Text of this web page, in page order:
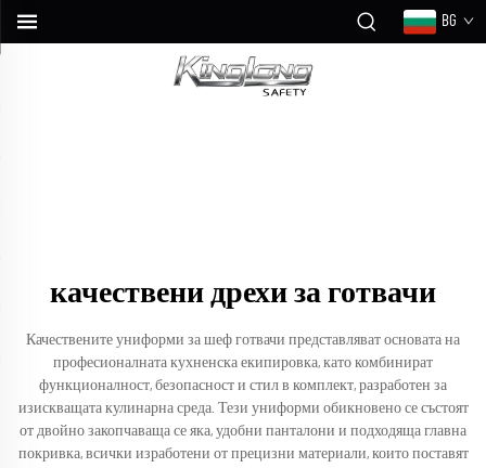
BG
качествени дрехи за готвачи
Качествените униформи за шеф готвачи представляват основата на
професионалната кухненска екипировка, като комбинират
функционалност, безопасност и стил в комплект, разработен за
изискващата кулинарна среда. Тези униформи обикновено се състоят
от двойно закопчаваща се яка, удобни панталони и подходяща главна
покривка, всички изработени от прецизни материали, които поставят